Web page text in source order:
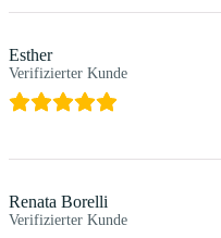
Esther
Verifizierter Kunde
Renata Borelli
Verifizierter Kunde